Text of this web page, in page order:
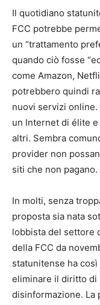
Il quotidiano
FCC potrebbe
un “trattamento
quando ciò fosse
come Amazon,
potrebbero quindi
nuovi servizi
un Internet di élite
altri. Sembra
provider non
siti che non pagano.
In molti, senza
proposta sia nata
lobbista del settore
della FCC da
statunitense ha
eliminare il diritto di
disinformazione. La